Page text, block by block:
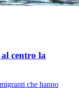
centro la
che hanno